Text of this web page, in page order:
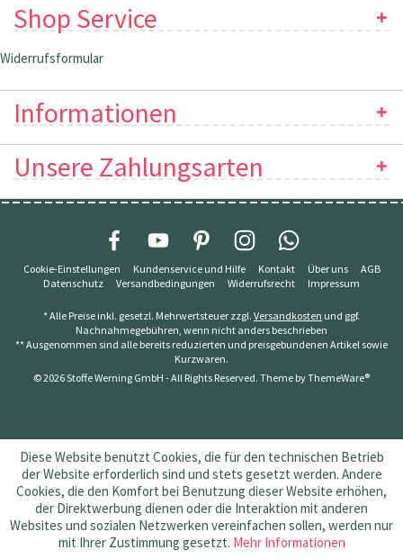
Shop Service
Widerrufsformular
Informationen
Unsere Zahlungsarten
Cookie-Einstellungen Kundenservice und Hilfe Kontakt Über uns
AGB
Datenschutz
Versandbedingungen Widerrufsrecht Impressum
* Alle Preise inkl. gesetzl. Mehrwertsteuer zzgl. Versandkosten und ggf.
Nachnahmegebühren, wenn nicht anders beschrieben
** Ausgenommen sind alle bereits reduzierten und preisgebundenen Artikel sowie
Kurzwaren.
© 2026 Stoffe Werning GmbH - All Rights Reserved. Theme byThemeWare®
Diese Website benutzt Cookies, die für den technischen Betrieb
der Website erforderlich sind und stets gesetzt werden. Andere
Cookies, die den Komfort bei Benutzung dieser Website erhöhen,
der Direktwerbung dienen oder die Interaktion mit anderen
Websites und sozialen Netzwerken vereinfachen sollen, werden nur
mit Ihrer Zustimmung gesetzt. Mehr Informationen